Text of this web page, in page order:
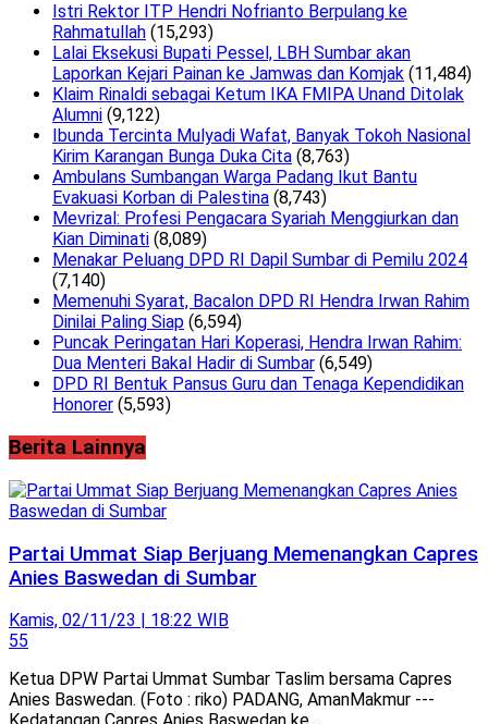
Istri Rektor ITP Hendri Nofrianto Berpulang ke
Rahmatullah (15,293)
Lalai Eksekusi Bupati Pessel, LBH Sumbar akan
Laporkan Kejari Painan ke Jamwas dan Komjak (11,484)
Klaim Rinaldi sebagai Ketum IKA FMIPA Unand Ditolak
Alumni (9,122)
Ibunda Tercinta Mulyadi Wafat, Banyak Tokoh Nasional
Kirim Karangan Bunga Duka Cita (8,763)
Ambulans Sumbangan Warga Padang Ikut Bantu
Evakuasi Korban di Palestina (8,743)
Mevrizal: Profesi Pengacara Syariah Menggiurkan dan
Kian Diminati (8,089)
Menakar Peluang DPD RI Dapil Sumbar di Pemilu 2024
(7,140)
Memenuhi Syarat, Bacalon DPD RI Hendra Irwan Rahim
Dinilai Paling Siap (6,594)
Puncak Peringatan Hari Koperasi, Hendra Irwan Rahim:
Dua Menteri Bakal Hadir di Sumbar (6,549)
DPD RI Bentuk Pansus Guru dan Tenaga Kependidikan
Honorer (5,593)
Berita Lainnya
Partai Ummat Siap Berjuang Memenangkan Capres
Anies Baswedan di Sumbar
Kamis, 02/11/23 | 18:22 WIB
55
Ketua DPW Partai Ummat Sumbar Taslim bersama Capres
Anies Baswedan. (Foto : riko) PADANG, AmanMakmur ---